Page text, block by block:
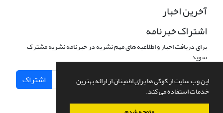
این وب سایت از کوکی ها برای اطمینان از ارائه بهترین
خدمات استفاده می کند.
آخرین اخبار
اشتراک خبرنامه
برای دریافت اخبار و اطلاعیه های مهم نشریه در خبرنامه نشریه مشترک
شوید.
اشتراک